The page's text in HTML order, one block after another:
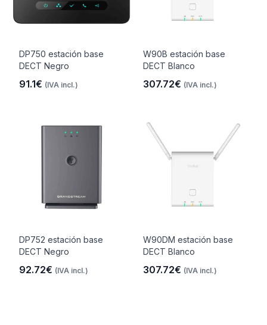
DP750 estación base
DECT Negro
91.1€ (IVA incl.)
W90B estación base
DECT Blanco
307.72€ (IVA incl.)
DP752 estación base
DECT Negro
92.72€ (IVA incl.)
W90DM estación base
DECT Blanco
307.72€ (IVA incl.)